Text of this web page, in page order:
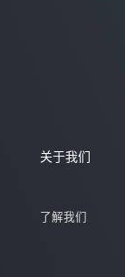
关于我们
了解我们